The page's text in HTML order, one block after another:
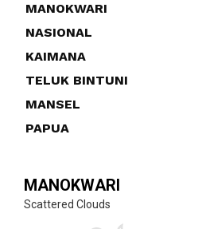
MANOKWARI
NASIONAL
KAIMANA
TELUK BINTUNI
MANSEL
PAPUA
MANOKWARI
Scattered Clouds